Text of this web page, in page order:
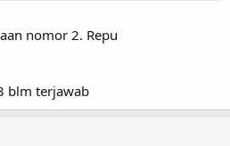
nomor 2. Repu
blm terjawab